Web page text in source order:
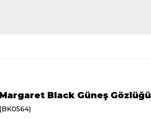
Margaret Black Güneş Gözlüğü
(BK0564)